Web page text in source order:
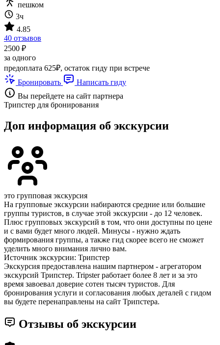
пешком
3ч
4.85
40 отзывов
2500 ₽
за одного
предоплата 625₽, остаток гиду при встрече
Бронировать
Написать гиду
Вы перейдете на сайт партнера
Трипстер для бронирования
Доп информация об экскурсии
это групповая экскурсия
На групповые экскурсии набираются средние или большие
группы туристов, в случае этой экскурсии - до 12 человек.
Плюс групповых экскурсий в том, что они доступны по цене
и с вами будет много людей. Минусы - нужно ждать
формирования группы, а также гид скорее всего не сможет
уделить много внимания лично вам.
Источник экскурсии: Трипстер
Экскурсия предоставлена нашим партнером - агрегатором
экскурсий Трипстер. Tripster работает более 8 лет и за это
время завоевал доверие сотен тысяч туристов. Для
бронирования услуги и согласования любых деталей с гидом
вы будете перенаправлены на сайт Трипстера.
Отзывы об экскурсии